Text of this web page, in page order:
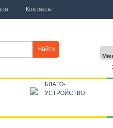
Найти
БЛАГО-
УСТРОЙСТВО
Контакты